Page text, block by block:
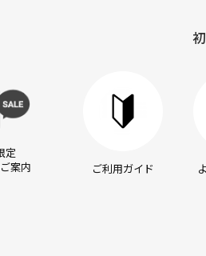
定
案内
ご利用ガイド